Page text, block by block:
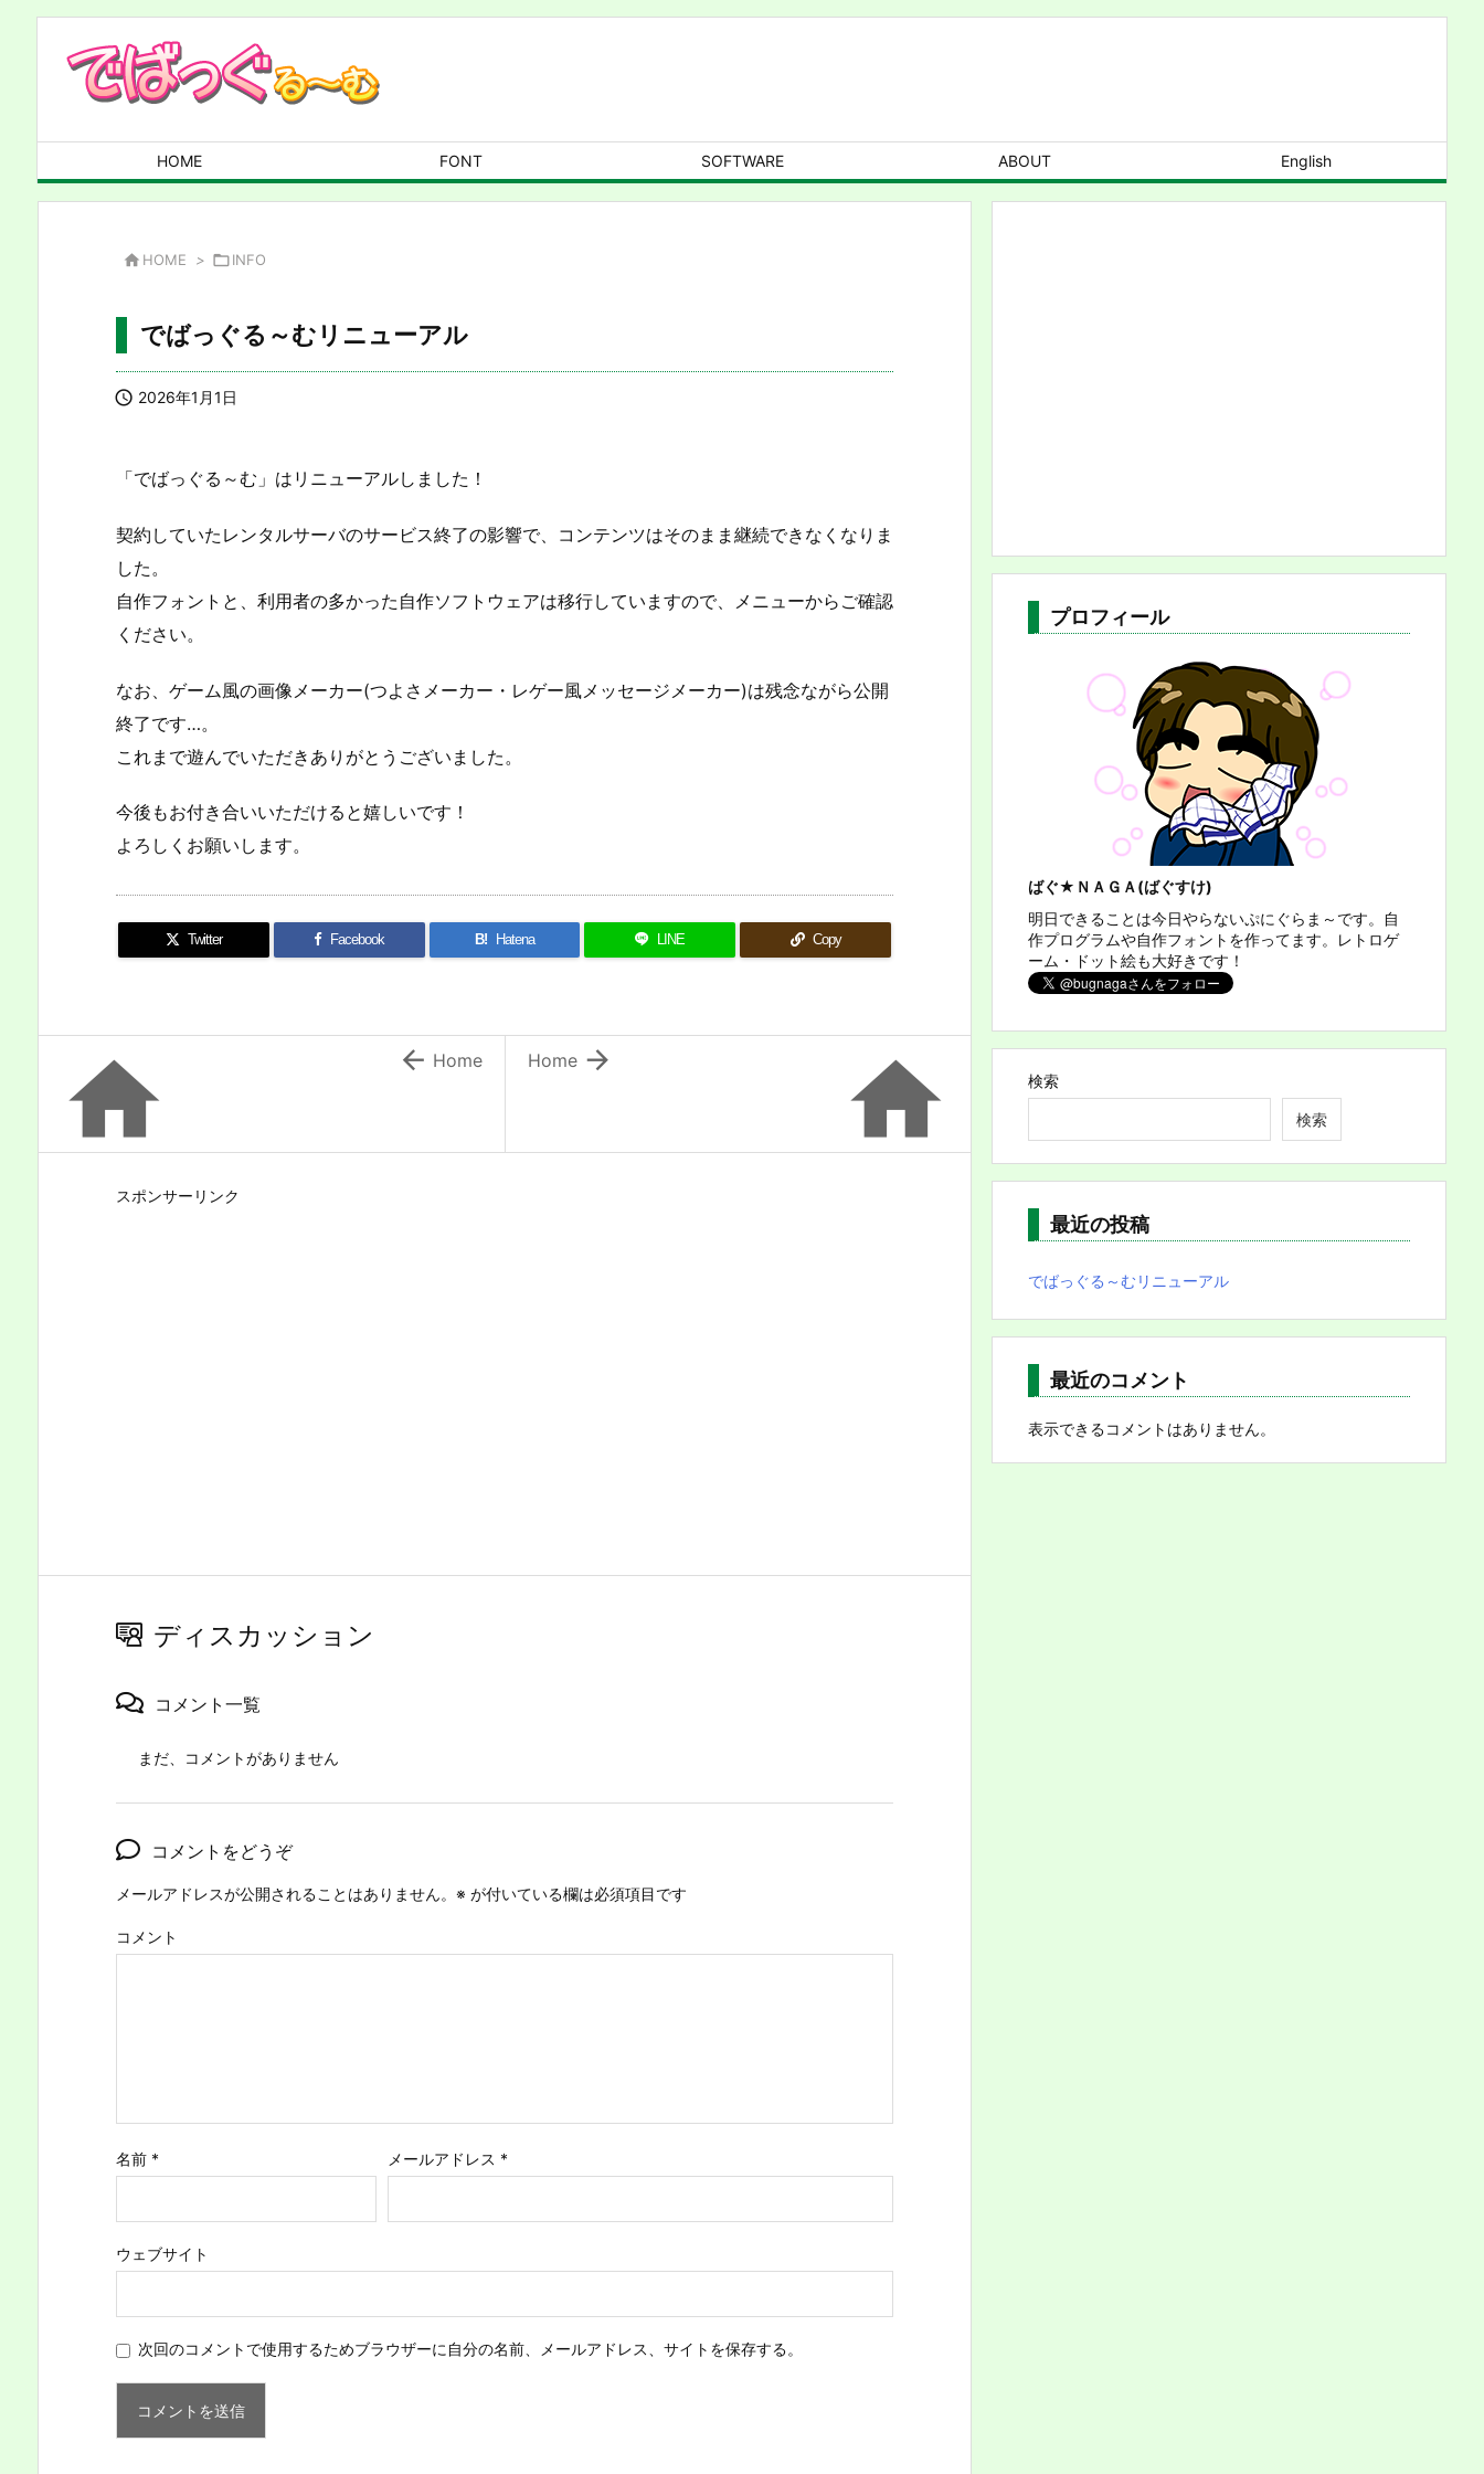
HOME FONT SOFTWARE ABOUT English
 HOME > INFO
でばっぐる～むリニューアル
 2026年1月1日
「でばっぐる～む」はリニューアルしました！
契約していたレンタルサーバのサービス終了の影響で、コンテンツはそのまま継続できなくなりま
した。
自作フォントと、利用者の多かった自作ソフトウェアは移行していますので、メニューからご確認
ください。
なお、ゲーム風の画像メーカー(つよさメーカー・レゲー風メッセージメーカー)は残念ながら公開
終了です…。
これまで遊んでいただきありがとうございました。
今後もお付き合いいただけると嬉しいです！
よろしくお願いします。
Twitter Facebook B! Hatena LINE Copy


Home
  Home
スポンサーリンク
ディスカッション
コメント一覧
まだ、コメントがありません
コメントをどうぞ
メールアドレスが公開されることはありません。 ※ が付いている欄は必須項目です
コメント
名前 * メールアドレス *
ウェブサイト
次回のコメントで使用するためブラウザーに自分の名前、メールアドレス、サイトを保存する。
プロフィール
ばぐ★ＮＡＧＡ(ばぐすけ)
明日できることは今日やらないぷにぐらま～です。自
作プログラムや自作フォントを作ってます。レトロゲ
ーム・ドット絵も大好きです！
検索
検索
最近の投稿
でばっぐる～むリニューアル
最近のコメント
表示できるコメントはありません。